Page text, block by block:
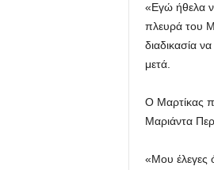
«Εγώ ήθελα
πλευρά του
διαδικασία
μετά.
Ο Μαρτίκας
Μαριάντα
«Μου έλεγες